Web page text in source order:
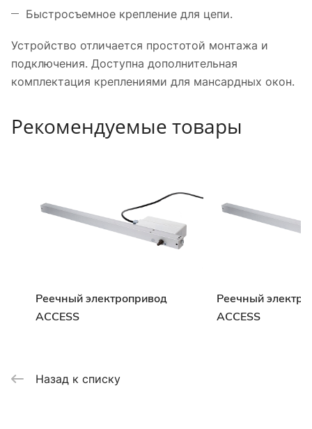
Быстросъемное крепление для цепи.
Устройство отличается простотой монтажа и
подключения. Доступна дополнительная
комплектация креплениями для мансардных окон.
Рекомендуемые товары
Реечный электропривод
ACCESS
Реечный
ACCESS
Назад к списку